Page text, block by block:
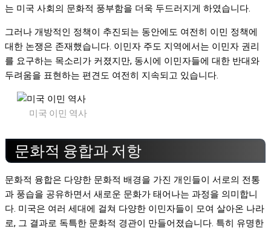
는 미국 사회의 문화적 풍부함을 더욱 두드러지게 하였습니다.
그러나 개방적인 정책이 추진되는 동안에도 여전히 이민 정책에
대한 논쟁은 존재했습니다. 이민자 주도 지역에서는 이민자 권리
를 요구하는 목소리가 커졌지만, 동시에 이민자들에 대한 반대와
두려움을 표현하는 편견도 여전히 지속되고 있습니다.
미국 이민 역사
문화적 융합과 저항
문화적 융합은 다양한 문화적 배경을 가진 개인들이 서로의 전통
과 풍습을 공유하면서 새로운 문화가 태어나는 과정을 의미합니
다. 미국은 여러 세대에 걸쳐 다양한 이민자들이 모여 살아온 나라
로, 그 결과로 독특한 문화적 경관이 만들어졌습니다. 특히 유명한